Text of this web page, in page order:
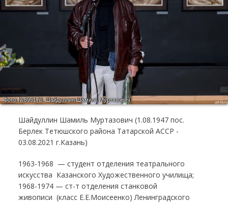
Фото №895176.Шайдуллин Шамиль Муртазович
Шайдуллин Шамиль Муртазович (1.08.1947 пос.
Берлек Тетюшского района Татарской АССР -
03.08.2021 г.Казань)
1963-1968 — студент отделения театрального
искусства Казанского Художественного училища;
1968-1974 — ст-т отделения станковой
живописи (класс Е.Е.Моисеенко) Ленинградского